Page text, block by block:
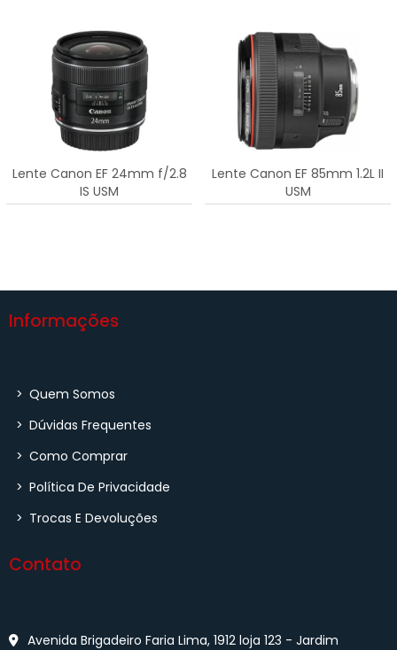
Lente Canon EF 24mm f/2.8
IS USM
Lente Canon EF 85mm 1.2L II
USM
Informações
> Quem Somos
> Dúvidas Frequentes
> Como Comprar
> Política De Privacidade
> Trocas E Devoluções
Contato
Avenida Brigadeiro Faria Lima, 1912 loja 123 - Jardim